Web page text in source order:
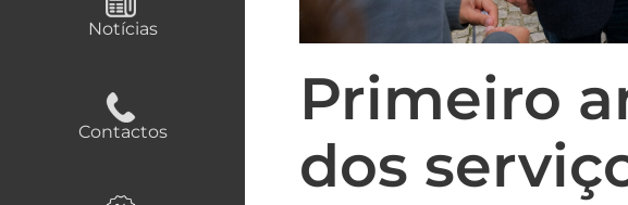
Notícias
Contactos
Primeiro
dos